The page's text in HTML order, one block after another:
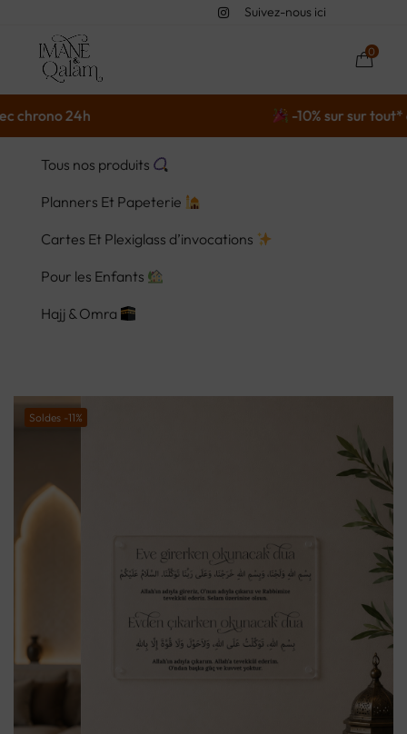
Suivez-nous ici
0
24h -10% sur sur tout* avec
Tous nos produits
Planners Et Papeterie
Cartes Et Plexiglass d’invocations
Pour les Enfants
Hajj & Omra
Soldes -11%